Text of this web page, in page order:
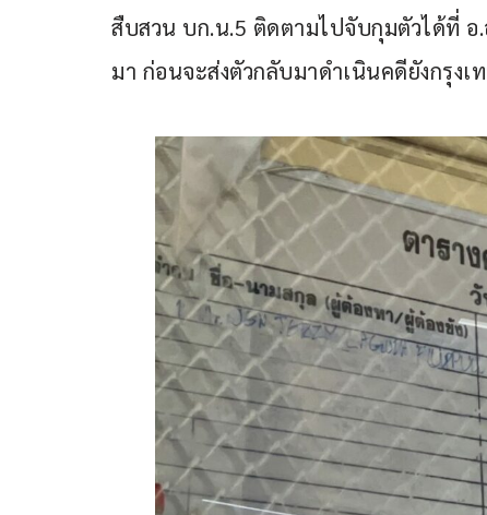
สืบสวน บก.น.5 ติดตามไปจับกุมตัวได้ที่ อ
มา ก่อนจะส่งตัวกลับมาดำเนินคดียังกรุง